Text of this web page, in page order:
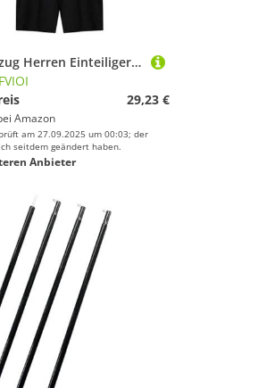
Tauchanzug Herren Einteiliger Badeanzug Rashguard Bademode Bodysuit Shorty Neoprenanzug Tauchen Schwimmen Schnorcheln Surfen Jumpsuit Warme Bademode(Blue,XL)
29,23 €
Amazon
am 27.09.2025 um 00:03; der
seitdem geändert haben.
Anbieter